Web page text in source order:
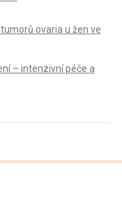
ovaria u žen ve
– intenzivní péče a